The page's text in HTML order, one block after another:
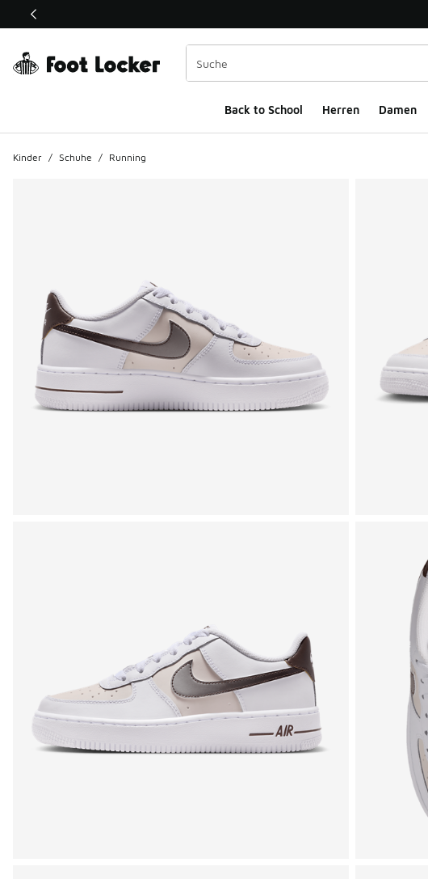
Dieser Link öffnet sich in einem neuen Fenster
Back to School Herren Damen
Kinder / Schuhe / Running